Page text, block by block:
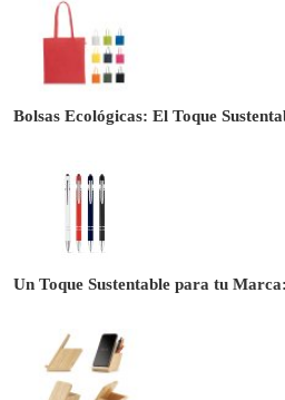
Bolsas Ecológicas: El Toque
Un Toque Sustentable para tu